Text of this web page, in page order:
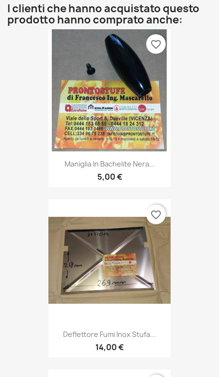
I clienti che hanno acquistato questo
prodotto hanno comprato anche:
Maniglia In Bachelite Nera...
5,00 €
favorite_border
Deflettore Fumi Inox Stufa...
14,00 €
favorite_border